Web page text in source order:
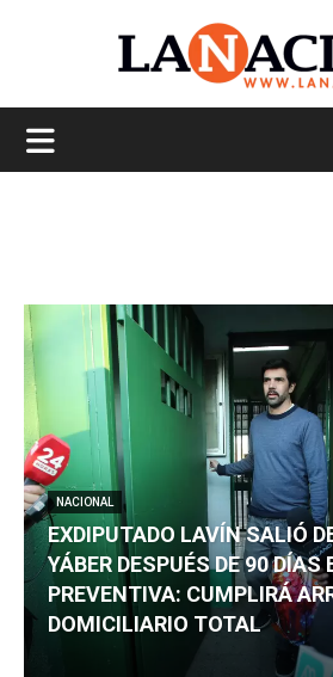
NACIONAL
EXDIPUTADO LAVÍN SALIÓ
YÁBER DESPUÉS DE 90 DÍAS
PREVENTIVA: CUMPLIRÁ
DOMICILIARIO TOTAL